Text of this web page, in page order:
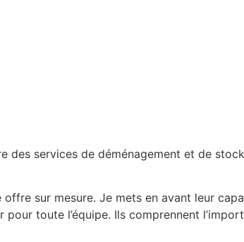
services de déménagement et de
offre sur mesure. Je mets en avant leur
toute l’équipe. Ils comprennent